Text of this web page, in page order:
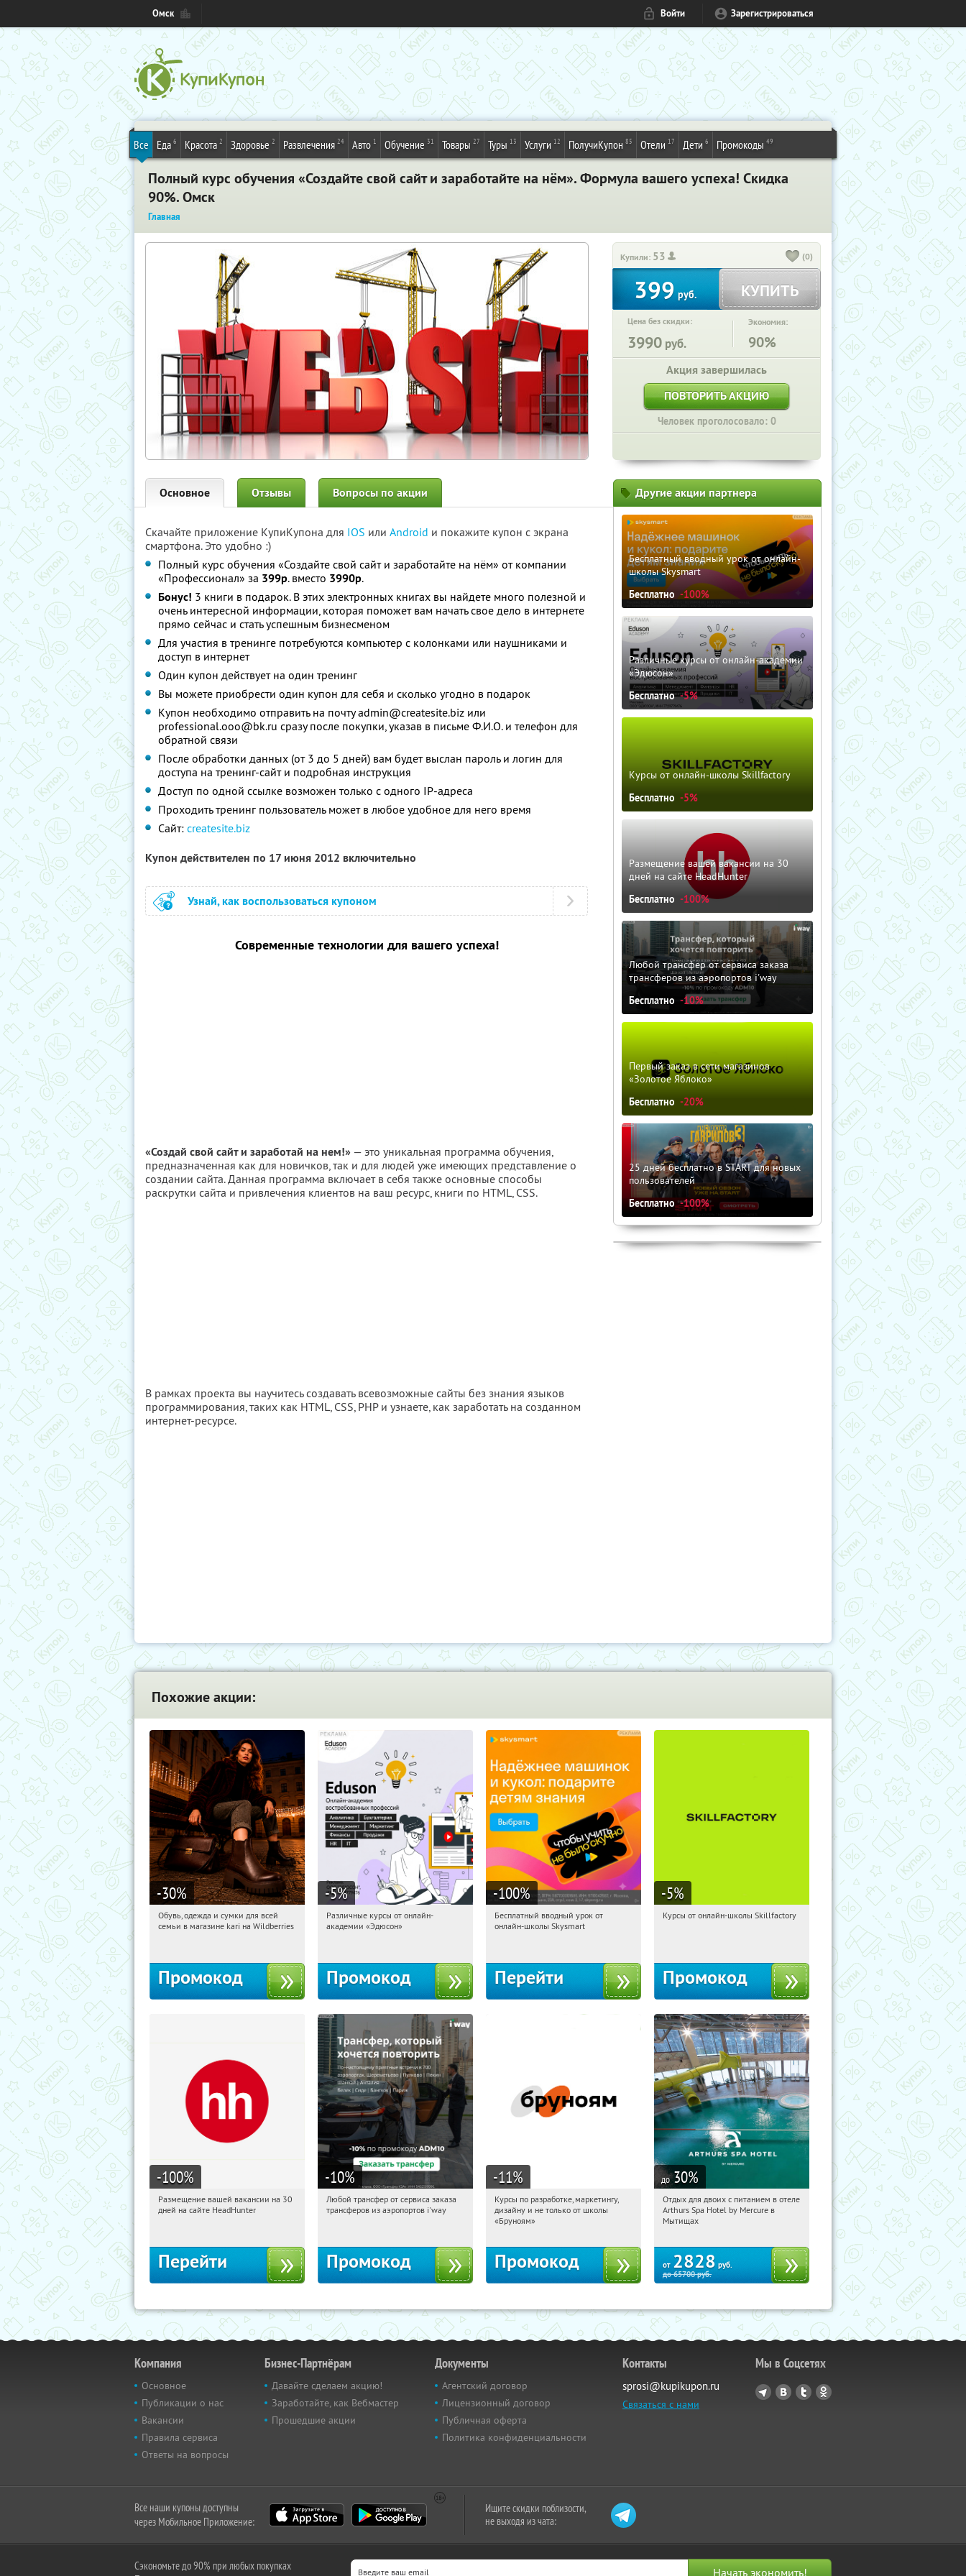
Омск Войти Зарегистрироваться
Все Еда 6 Красота 2 Здоровье 2 Развлечения 24 Авто 1 Обучение 31 Товары 27 Туры 13 Услуги 12 ПолучиКупон 85 Отели 17 Дети 6 Промокоды 49
Полный курс обучения «Создайте свой сайт и заработайте на нём». Формула вашего успеха! Скидка
90%. Омск
Главная
Купили: 53 (0)
399 руб. КУПИТЬ
Цена без скидки:
3990 руб.
Экономия:
90%
Акция завершилась
ПОВТОРИТЬ АКЦИЮ
Человек проголосовало: 0
Основное Отзывы Вопросы по акции
Скачайте приложение КупиКупона для IOS или Android и покажите купон с экрана
смартфона. Это удобно :)
Полный курс обучения «Создайте свой сайт и заработайте на нём» от компании
«Профессионал» за 399р. вместо 3990р.
Бонус! 3 книги в подарок. В этих электронных книгах вы найдете много полезной и
очень интересной информации, которая поможет вам начать свое дело в интернете
прямо сейчас и стать успешным бизнесменом
Для участия в тренинге потребуются компьютер с колонками или наушниками и
доступ в интернет
Один купон действует на один тренинг
Вы можете приобрести один купон для себя и сколько угодно в подарок
Купон необходимо отправить на почту admin@createsite.biz или
professional.ooo@bk.ru сразу после покупки, указав в письме Ф.И.О. и телефон для
обратной связи
После обработки данных (от 3 до 5 дней) вам будет выслан пароль и логин для
доступа на тренинг-сайт и подробная инструкция
Доступ по одной ссылке возможен только с одного IP-адреса
Проходить тренинг пользователь может в любое удобное для него время
Сайт: createsite.biz
Купон действителен по 17 июня 2012 включительно
Узнай, как воспользоваться купоном
Современные технологии для вашего успеха!
«Создай свой сайт и заработай на нем!» — это уникальная программа обучения,
предназначенная как для новичков, так и для людей уже имеющих представление о
создании сайта. Данная программа включает в себя также основные способы
раскрутки сайта и привлечения клиентов на ваш ресурс, книги по HTML, CSS.
В рамках проекта вы научитесь создавать всевозможные сайты без знания языков
программирования, таких как HTML, CSS, PHP и узнаете, как заработать на созданном
интернет-ресурсе.
Другие акции партнера
Бесплатный вводный урок от онлайн-
школы Skysmart
Бесплатно -100%
Различные курсы от онлайн-академии
«Эдюсон»
Бесплатно -5%
Курсы от онлайн-школы Skillfactory
Бесплатно -5%
Размещение вашей вакансии на 30
дней на сайте HeadHunter
Бесплатно -100%
Любой трансфер от сервиса заказа
трансферов из аэропортов i'way
Бесплатно -10%
Первый заказ в сети магазинов
«Золотое Яблоко»
Бесплатно -20%
25 дней бесплатно в START для новых
пользователей
Бесплатно -100%
Похожие акции:
-30%
08:16:43 Получили:
Обувь, одежда и сумки для всей
семьи в магазине kari на Wildberries
Промокод
-5%
08:16:43 Получили:
Различные курсы от онлайн-
академии «Эдюсон»
Промокод
-100%
08:16:43
Получи первым!
Бесплатный вводный урок от
онлайн-школы Skysmart
Перейти
-5%
08:16:43
Получи первым!
Курсы от онлайн-школы Skillfactory
Промокод
-100%
08:16:43
Получи первым!
Размещение вашей вакансии на 30
дней на сайте HeadHunter
Перейти
-10%
08:16:43
Получи первым!
Любой трансфер от сервиса заказа
трансферов из аэропортов i'way
Промокод
-11%
08:16:43
Получи первым!
Россия
Курсы по разработке, маркетингу,
дизайну и не только от школы
«Бруноям»
Промокод
до 30%
08:16:43
Купи первым!
Московская обл., г. Мытищи, д.
Отдых для двоих с питанием в отеле
Arthurs Spa Hotel by Mercure в
Мытищах
от 2828 руб.
до65700руб.
Компания
Основное
Публикации о нас
Вакансии
Правила сервиса
Ответы на вопросы
Бизнес-Партнёрам
Давайте сделаем акцию!
Заработайте, как Вебмастер
Прошедшие акции
Документы
Агентский договор
Лицензионный договор
Публичная оферта
Политика конфиденциальности
Контакты
sprosi@kupikupon.ru
Связаться с нами
Мы в Соцсетях
Все наши купоны доступны
через Мобильное Приложение:
Ищите скидки поблизости,
не выходя из чата:
Сэкономьте до 90% при любых покупках